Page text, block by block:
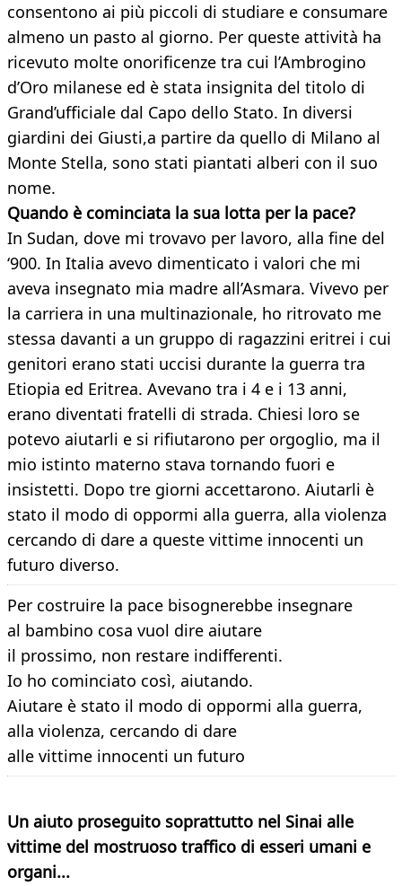
consentono ai più piccoli di studiare e consumare
almeno un pasto al giorno. Per queste attività ha
ricevuto molte onorificenze tra cui l’Ambrogino
d’Oro milanese ed è stata insignita del titolo di
Grand’ufficiale dal Capo dello Stato. In diversi
giardini dei Giusti,a partire da quello di Milano al
Monte Stella, sono stati piantati alberi con il suo
nome.
Quando è cominciata la sua lotta per la pace?
In Sudan, dove mi trovavo per lavoro, alla fine del
‘900. In Italia avevo dimenticato i valori che mi
aveva insegnato mia madre all’Asmara. Vivevo per
la carriera in una multinazionale, ho ritrovato me
stessa davanti a un gruppo di ragazzini eritrei i cui
genitori erano stati uccisi durante la guerra tra
Etiopia ed Eritrea. Avevano tra i 4 e i 13 anni,
erano diventati fratelli di strada. Chiesi loro se
potevo aiutarli e si rifiutarono per orgoglio, ma il
mio istinto materno stava tornando fuori e
insistetti. Dopo tre giorni accettarono. Aiutarli è
stato il modo di oppormi alla guerra, alla violenza
cercando di dare a queste vittime innocenti un
futuro diverso.
Per costruire la pace bisognerebbe insegnare
al bambino cosa vuol dire aiutare
il prossimo, non restare indifferenti.
Io ho cominciato così, aiutando.
Aiutare è stato il modo di oppormi alla guerra,
alla violenza, cercando di dare
alle vittime innocenti un futuro
Un aiuto proseguito soprattutto nel Sinai alle
vittime del mostruoso traffico di esseri umani e
organi...